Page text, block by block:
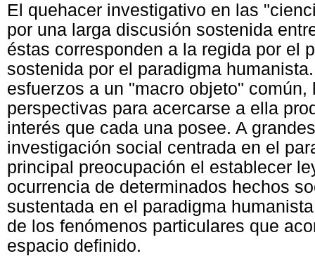
El quehacer investigativo en las
por una larga discusión sostenida
éstas corresponden a la regida por el
sostenida por el paradigma
esfuerzos a un "macro objeto"
perspectivas para acercarse a ella
interés que cada una posee. A
investigación social centrada en el
principal preocupación el establecer
ocurrencia de determinados hechos
sustentada en el paradigma
de los fenómenos particulares que
espacio definido.